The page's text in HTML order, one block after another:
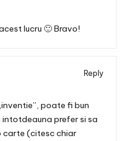
lucru 🙂 Bravo!
Reply
poate fi bun
intotdeauna prefer si sa
carte (citesc chiar